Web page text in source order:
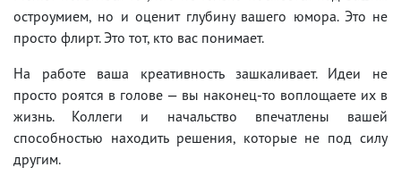
остроумием, но и оценит глубину вашего юмора. Это не
просто флирт. Это тот, кто вас понимает.
На работе ваша креативность зашкаливает. Идеи не
просто роятся в голове — вы наконец-то воплощаете их в
жизнь. Коллеги и начальство впечатлены вашей
способностью находить решения, которые не под силу
другим.